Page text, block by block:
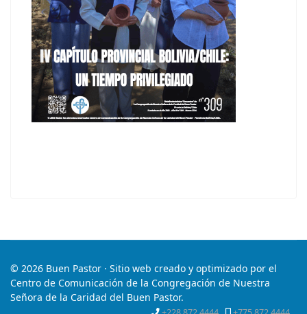
© 2026 Buen Pastor · Sitio web creado y optimizado por el
Centro de Comunicación de la Congregación de Nuestra
Señora de la Caridad del Buen Pastor.